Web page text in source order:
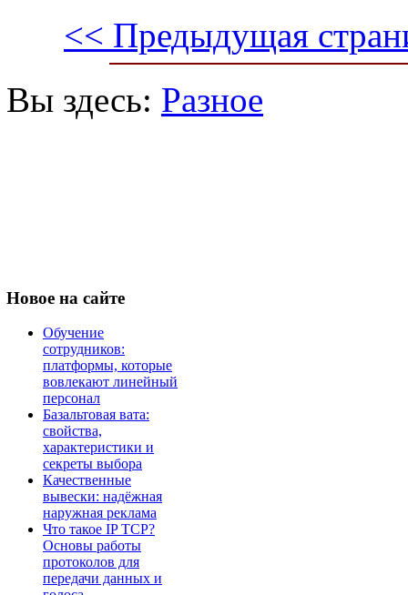
<< Предыдущая
Вы здесь: Разное
Новое на сайте
Обучение
сотрудников:
платформы, которые
вовлекают линейный
персонал
Базальтовая вата:
свойства,
характеристики и
секреты выбора
Качественные
вывески: надёжная
наружная реклама
Что такое IP TCP?
Основы работы
протоколов для
передачи данных и